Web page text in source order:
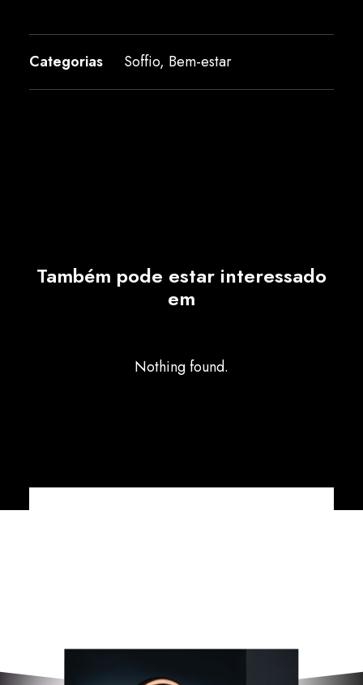
Categorias Soffio, Bem-estar
Também pode estar interessado
em
Nothing found.